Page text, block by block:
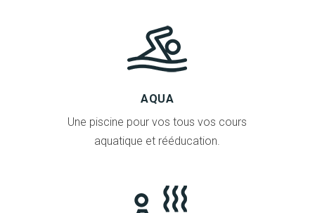
AQUA
Une piscine pour vos tous vos cours
aquatique et rééducation.